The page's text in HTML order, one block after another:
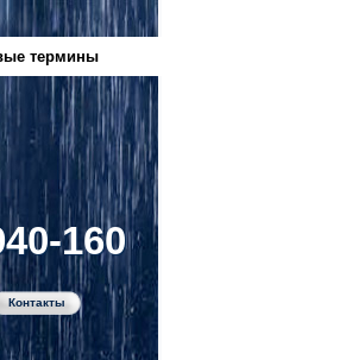
термины
160
Контакты